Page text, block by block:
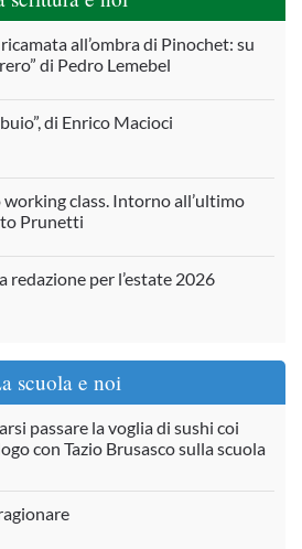
all’ombra di Pinochet: su
di Pedro Lemebel
di Enrico Macioci
class. Intorno all’ultimo
Prunetti
redazione per l’estate 2026
scuola e noi
passare la voglia di sushi coi
con Tazio Brusasco sulla scuola